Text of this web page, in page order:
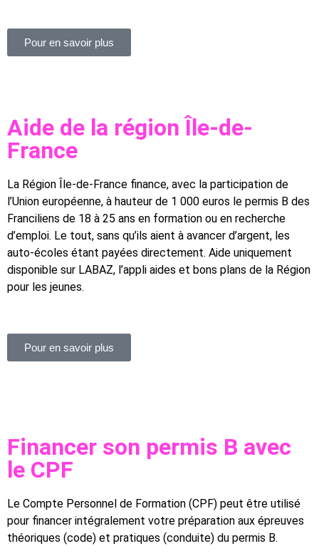
Pour en savoir plus
Aide de la région Île-de-
France
La Région Île-de-France finance, avec la participation de
l’Union européenne, à hauteur de 1 000 euros le permis B des
Franciliens de 18 à 25 ans en formation ou en recherche
d’emploi. Le tout, sans qu’ils aient à avancer d’argent, les
auto-écoles étant payées directement. Aide uniquement
disponible sur LABAZ, l’appli aides et bons plans de la Région
pour les jeunes.
Pour en savoir plus
Financer son permis B avec
le CPF
Le Compte Personnel de Formation (CPF) peut être utilisé
pour financer intégralement votre préparation aux épreuves
théoriques (code) et pratiques (conduite) du permis B.